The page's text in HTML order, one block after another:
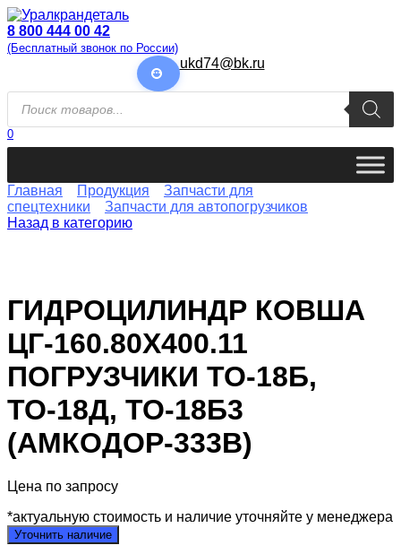
Перейти
к
содержанию
8 800 444 00 42
(Бесплатный звонок по России)
ukd74@bk.ru
Поиск
товаров
0
Главная Продукция
Запчасти для
спецтехники
Запчасти для автопогрузчиков
Назад в категорию
ГИДРОЦИЛИНДР КОВША
ЦГ-160.80Х400.11
ПОГРУЗЧИКИ ТО-18Б,
ТО-18Д, ТО-18Б3
(АМКОДОР-333В)
Цена по запросу
*актуальную стоимость и наличие уточняйте у менеджера
Уточнить наличие